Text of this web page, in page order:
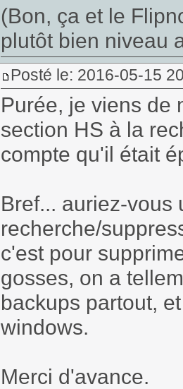
(Bon, ça et le
plutôt bien niveau
Posté le: 2016-05-15
Purée, je viens de
section HS à la
compte qu'il était
Bref... auriez-vous
recherche/
c'est pour
gosses, on a
backups partout,
windows.
Merci d'avance.